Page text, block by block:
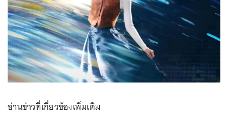
อ่านข่าวที่เกี่ยวข้องเพิ่มเติม